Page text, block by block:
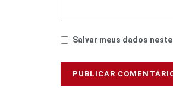
Salvar meus dados